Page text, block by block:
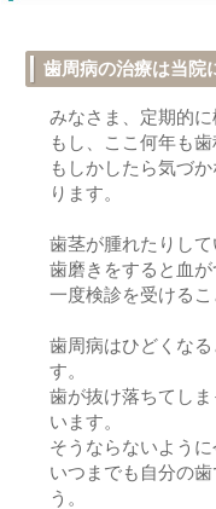
歯周病の治療は当院
みなさま、定期的
もし、ここ何年も
もしかしたら気づ
ります。
歯茎が腫れたりし
歯磨きをすると血
一度検診を受ける
歯周病はひどくな
す。
歯が抜け落ちてし
います。
そうならないよう
いつまでも自分の
う。